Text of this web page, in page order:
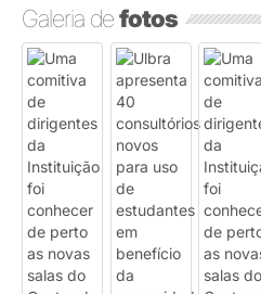
Galeria defotos